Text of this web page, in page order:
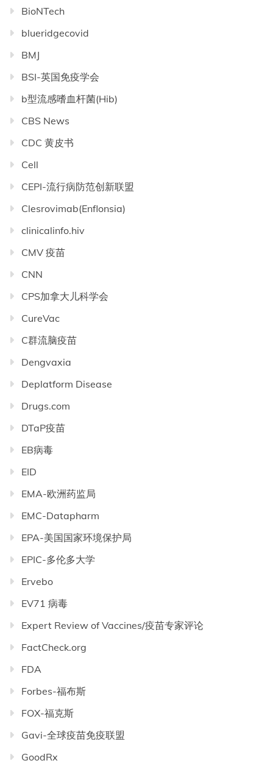
BioNTech
blueridgecovid
BMJ
BSI-英国免疫学会
b型流感嗜血杆菌(Hib)
CBS News
CDC 黄皮书
Cell
CEPI-流行病防范创新联盟
Clesrovimab(Enflonsia)
clinicalinfo.hiv
CMV 疫苗
CNN
CPS加拿大儿科学会
CureVac
C群流脑疫苗
Dengvaxia
Deplatform Disease
Drugs.com
DTaP疫苗
EB病毒
EID
EMA-欧洲药监局
EMC-Datapharm
EPA-美国国家环境保护局
EPIC-多伦多大学
Ervebo
EV71 病毒
Expert Review of Vaccines/疫苗专家评论
FactCheck.org
FDA
Forbes-福布斯
FOX-福克斯
Gavi-全球疫苗免疫联盟
GoodRx